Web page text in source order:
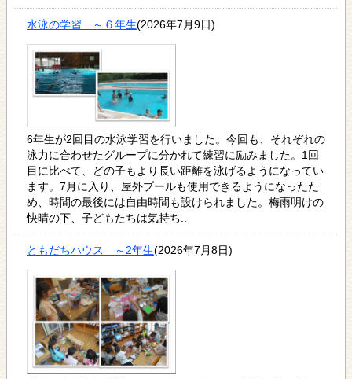
水泳の学習 ～６年生(2026年7月9日)
6年生が2回目の水泳学習を行いました。今回も、それぞれの
泳力に合わせたグループに分かれて練習に励みました。1回
目に比べて、どの子もより長い距離を泳げるようになってい
ます。7月に入り、屋外プールも使用できるようになったた
め、時間の最後には自由時間も設けられました。梅雨明けの
快晴の下、子どもたちは気持ち..
ともだちハウス ～2年生(2026年7月8日)